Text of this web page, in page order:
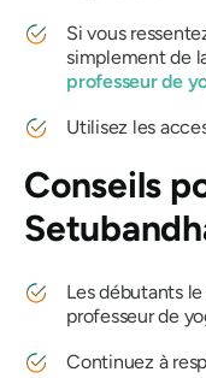
Si vous
simplement de
professeur de
Utilisez les
Conseils
Les débutants
professeur de
Continuez à